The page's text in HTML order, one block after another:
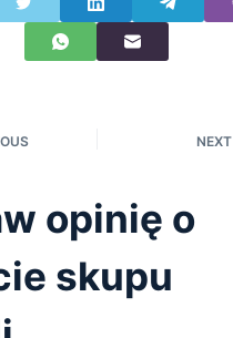
NEXT
opinię o
skupu